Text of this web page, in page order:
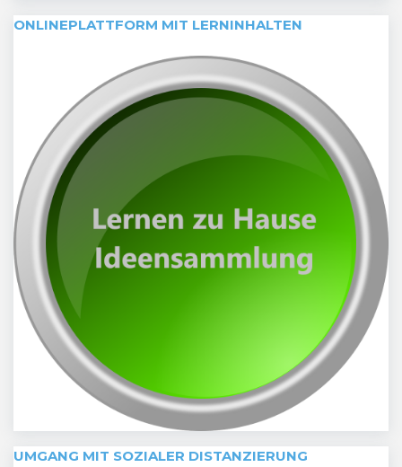
ONLINEPLATTFORM MIT LERNINHALTEN
UMGANG MIT SOZIALER DISTANZIERUNG